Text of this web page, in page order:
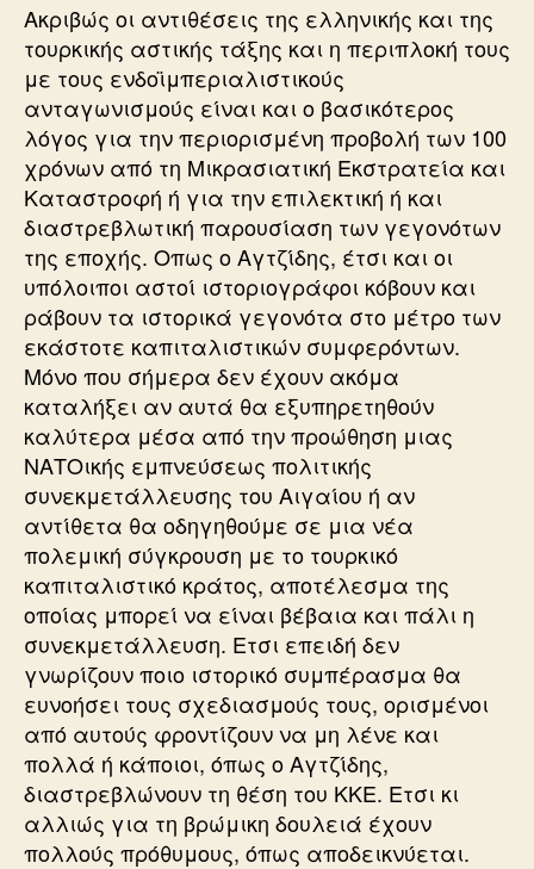
Ακριβώς οι αντιθέσεις της ελληνικής και της
τουρκικής αστικής τάξης και η περιπλοκή τους
με τους ενδοϊμπεριαλιστικούς
ανταγωνισμούς είναι και ο βασικότερος
λόγος για την περιορισμένη προβολή των 100
χρόνων από τη Μικρασιατική Εκστρατεία και
Καταστροφή ή για την επιλεκτική ή και
διαστρεβλωτική παρουσίαση των γεγονότων
της εποχής. Οπως ο Αγτζίδης, έτσι και οι
υπόλοιποι αστοί ιστοριογράφοι κόβουν και
ράβουν τα ιστορικά γεγονότα στο μέτρο των
εκάστοτε καπιταλιστικών συμφερόντων.
Μόνο που σήμερα δεν έχουν ακόμα
καταλήξει αν αυτά θα εξυπηρετηθούν
καλύτερα μέσα από την προώθηση μιας
ΝΑΤΟικής εμπνεύσεως πολιτικής
συνεκμετάλλευσης του Αιγαίου ή αν
αντίθετα θα οδηγηθούμε σε μια νέα
πολεμική σύγκρουση με το τουρκικό
καπιταλιστικό κράτος, αποτέλεσμα της
οποίας μπορεί να είναι βέβαια και πάλι η
συνεκμετάλλευση. Ετσι επειδή δεν
γνωρίζουν ποιο ιστορικό συμπέρασμα θα
ευνοήσει τους σχεδιασμούς τους, ορισμένοι
από αυτούς φροντίζουν να μη λένε και
πολλά ή κάποιοι, όπως ο Αγτζίδης,
διαστρεβλώνουν τη θέση του ΚΚΕ. Ετσι κι
αλλιώς για τη βρώμικη δουλειά έχουν
πολλούς πρόθυμους, όπως αποδεικνύεται.